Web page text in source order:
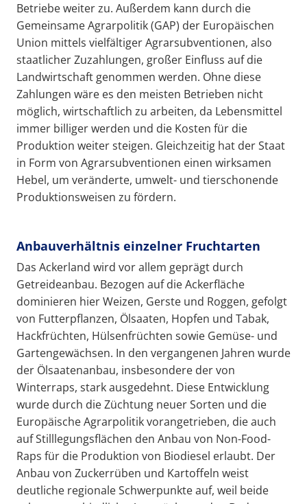
Betriebe weiter zu. Außerdem kann durch die
Gemeinsame Agrarpolitik (GAP) der Europäischen
Union mittels vielfältiger Agrarsubventionen, also
staatlicher Zuzahlungen, großer Einfluss auf die
Landwirtschaft genommen werden. Ohne diese
Zahlungen wäre es den meisten Betrieben nicht
möglich, wirtschaftlich zu arbeiten, da Lebensmittel
immer billiger werden und die Kosten für die
Produktion weiter steigen. Gleichzeitig hat der Staat
in Form von Agrarsubventionen einen wirksamen
Hebel, um veränderte, umwelt- und tierschonende
Produktionsweisen zu fördern.
Anbauverhältnis einzelner Fruchtarten
Das Ackerland wird vor allem geprägt durch
Getreideanbau. Bezogen auf die Ackerfläche
dominieren hier Weizen, Gerste und Roggen, gefolgt
von Futterpflanzen, Ölsaaten, Hopfen und Tabak,
Hackfrüchten, Hülsenfrüchten sowie Gemüse- und
Gartengewächsen. In den vergangenen Jahren wurde
der Ölsaatenanbau, insbesondere der von
Winterraps, stark ausgedehnt. Diese Entwicklung
wurde durch die Züchtung neuer Sorten und die
Europäische Agrarpolitik vorangetrieben, die auch
auf Stilllegungsflächen den Anbau von Non-Food-
Raps für die Produktion von Biodiesel erlaubt. Der
Anbau von Zuckerrüben und Kartoffeln weist
deutliche regionale Schwerpunkte auf, weil beide